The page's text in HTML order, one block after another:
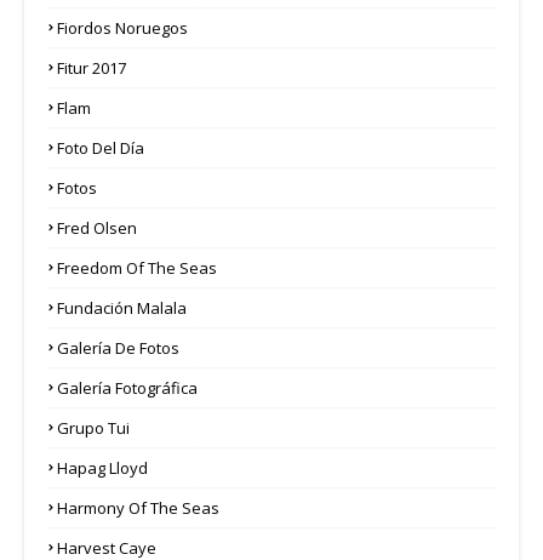
Fiordos Noruegos
Fitur 2017
Flam
Foto Del Día
Fotos
Fred Olsen
Freedom Of The Seas
Fundación Malala
Galería De Fotos
Galería Fotográfica
Grupo Tui
Hapag Lloyd
Harmony Of The Seas
Harvest Caye